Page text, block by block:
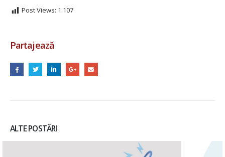
Post Views: 1.107
Partajează
ALTE POSTĂRI